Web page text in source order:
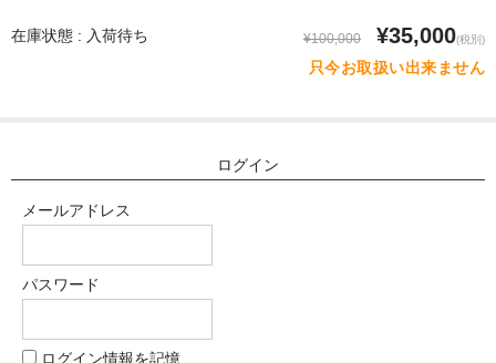
TPE（エラストラマー）
価格選択
3万円以下
3万〜8万円
在庫状態 : 入荷待ち ¥100,000 ¥35,000(税別)
只今お取扱い出来ません
ログイン
メールアドレス
パスワード
ログイン情報を記憶